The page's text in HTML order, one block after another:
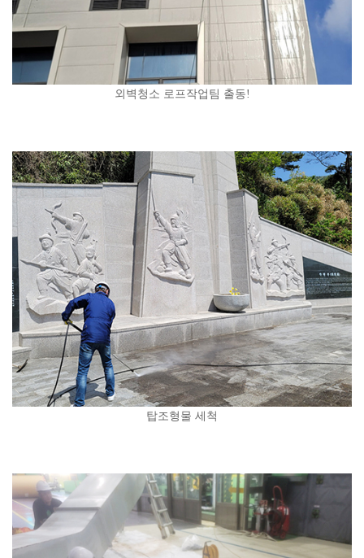
외벽청소 로프작업팀 출동!
탑조형물 세척